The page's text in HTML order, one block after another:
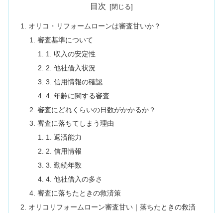
目次
オリコ・リフォームローンは審査甘いか？
審査基準について
1. 収入の安定性
2. 他社借入状況
3. 信用情報の確認
4. 年齢に関する審査
審査にどれくらいの日数がかかるか？
審査に落ちてしまう理由
1. 返済能力
2. 信用情報
3. 勤続年数
4. 他社借入の多さ
審査に落ちたときの救済策
オリコリフォームローン審査甘い｜落ちたときの救済